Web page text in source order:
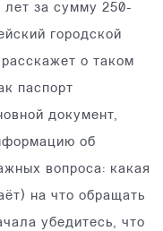
лет за сумму 250-
городской
о таком
паспорт
документ,
об
вопроса: какая
на что обращать
убедитесь, что